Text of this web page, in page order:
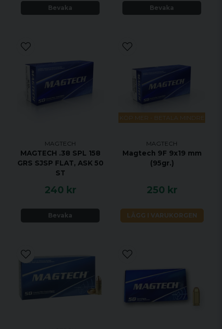
Bevaka Bevaka
MAGTECH
MAGTECH .38 SPL 158
GRS SJSP FLAT, ASK 50
ST
240 kr
Bevaka
KÖP MER - BETALA MINDRE
MAGTECH
Magtech 9F 9x19 mm
(95gr.)
250 kr
LÄGG I VARUKORGEN